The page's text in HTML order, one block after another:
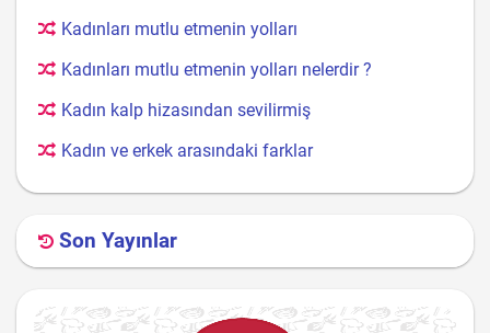
Kadınları mutlu etmenin yolları
Kadınları mutlu etmenin yolları nelerdir ?
Kadın kalp hizasından sevilirmiş
Kadın ve erkek arasındaki farklar
Son Yayınlar